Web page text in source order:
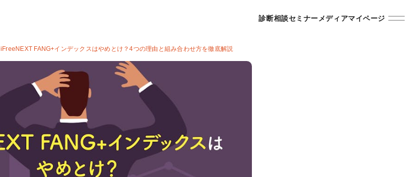
診断相談セミナーメディアマイページ
iFreeNEXT FANG+インデックスはやめとけ？4つの理由と組み合わせ方を徹底解説